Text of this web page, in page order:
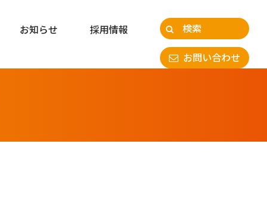
お知らせ
採用情報
お問い合わせ